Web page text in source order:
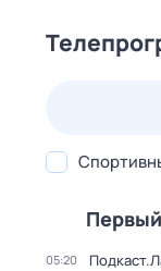
05:20